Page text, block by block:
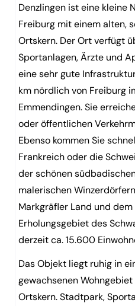
Denzlingen ist eine kleine
Freiburg mit einem alten,
Ortskern. Der Ort verfügt
Sportanlagen, Ärzte und
eine sehr gute
km nördlich von Freiburg
Emmendingen. Sie
oder öffentlichen
Ebenso kommen Sie
Frankreich oder die
der schönen
malerischen
Markgräfler Land und
Erholungsgebiet des
derzeit ca. 15.600
Das Objekt liegt ruhig in
gewachsenen
Ortskern. Stadtpark,